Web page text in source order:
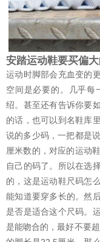
安踏运动鞋要买偏
运动时脚部会充血变的
空间是必要的。几乎每
绍。甚至还有告诉你要
的话，也可以到名鞋库
说的多少码，一把都是
厘米数的，对应的运动
自己的码了。所以在选
的，这是运动鞋尺码怎
能知道要穿多长的。然
是否是适合这个尺码。
是能吻合的，最好不要